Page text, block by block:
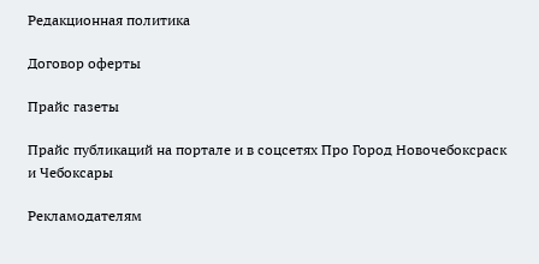
Редакционная политика
Договор оферты
Прайс газеты
Прайс публикаций на портале и в соцсетях Про Город Новочебоксраск
и Чебоксары
Рекламодателям